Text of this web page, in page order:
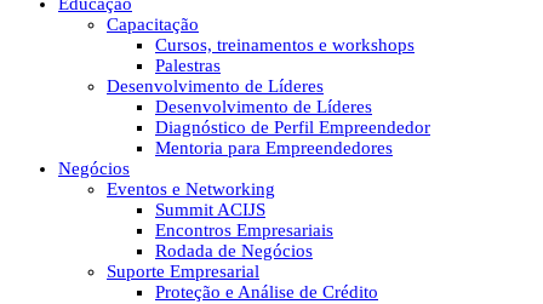
Capacitação
Cursos, treinamentos e workshops
Palestras
Desenvolvimento de Líderes
Desenvolvimento de Líderes
Diagnóstico de Perfil Empreendedor
Mentoria para Empreendedores
Negócios
Eventos e Networking
Summit ACIJS
Encontros Empresariais
Rodada de Negócios
Suporte Empresarial
Proteção e Análise de Crédito